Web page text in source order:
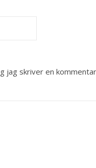
jag skriver en